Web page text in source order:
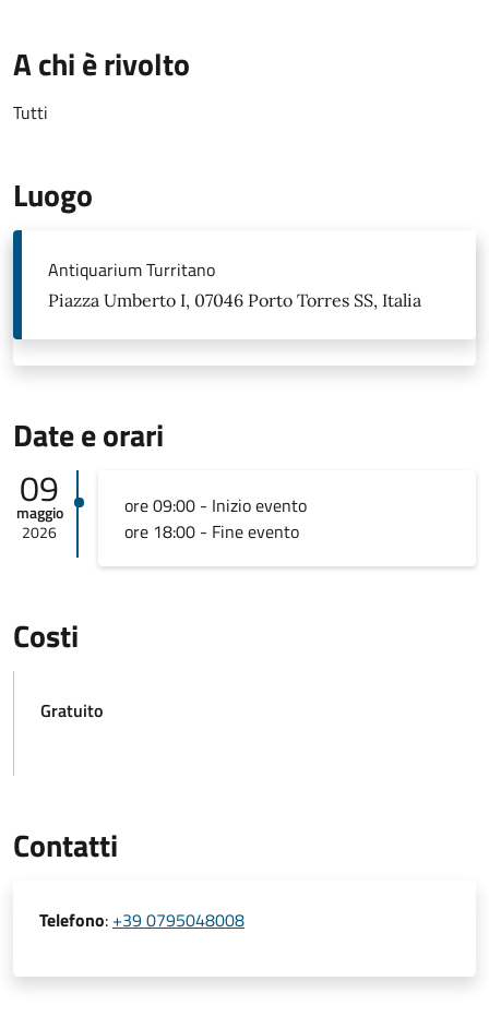
A chi è rivolto
Tutti
Luogo
Antiquarium Turritano
Piazza Umberto I, 07046 Porto Torres SS, Italia
Date e orari
09
maggio
2026
ore 09:00 - Inizio evento
ore 18:00 - Fine evento
Costi
Gratuito
Contatti
Telefono: +39 0795048008